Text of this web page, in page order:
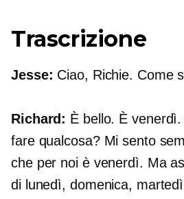
Trascrizione
Jesse: Ciao, Richie. Come
Richard: È bello. È
fare qualcosa? Mi sento
che per noi è venerdì. Ma
di lunedì, domenica,